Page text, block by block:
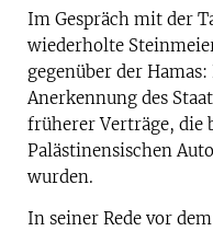
Im Gespräch mit der
wiederholte
gegenüber der
Anerkennung des
früherer Verträge, die
Palästinensischen
wurden.
In seiner Rede vor